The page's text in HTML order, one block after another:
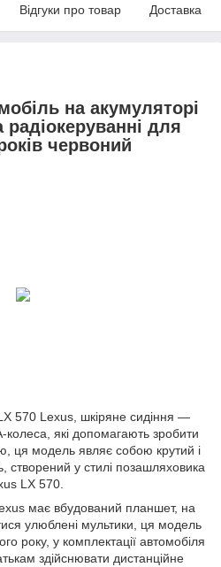
Відгуки про товар Доставка
на акумуляторі
для
червоний
570 Lexus, шкіряне сидіння —
які допомагають зробити
ця модель являє собою крутий і
створений у стилі позашляховика
LX 570.
має вбудований планшет, на
улюблені мультики, ця модель
року, у комплектації автомобіля
здійснювати дистанційне